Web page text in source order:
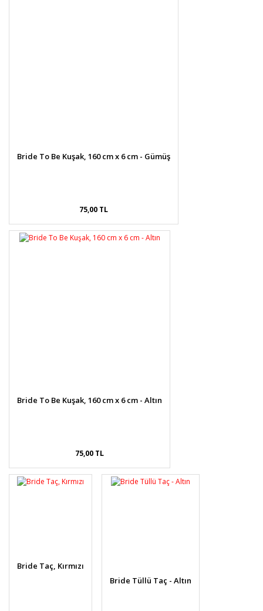
Bride To Be Kuşak, 160 cm x 6 cm - Gümüş
75,00 TL
Bride To Be Kuşak, 160 cm x 6 cm - Altın
75,00 TL
Bride Taç, Kırmızı
Bride Tüllü Taç - Altın